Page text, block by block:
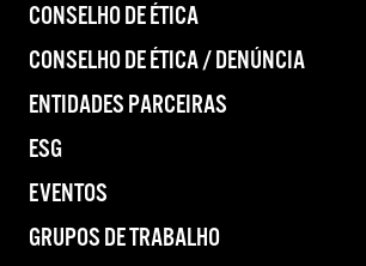
CONSELHO DE ÉTICA
CONSELHO DE ÉTICA / DENÚNCIA
ENTIDADES PARCEIRAS
ESG
EVENTOS
GRUPOS DE TRABALHO